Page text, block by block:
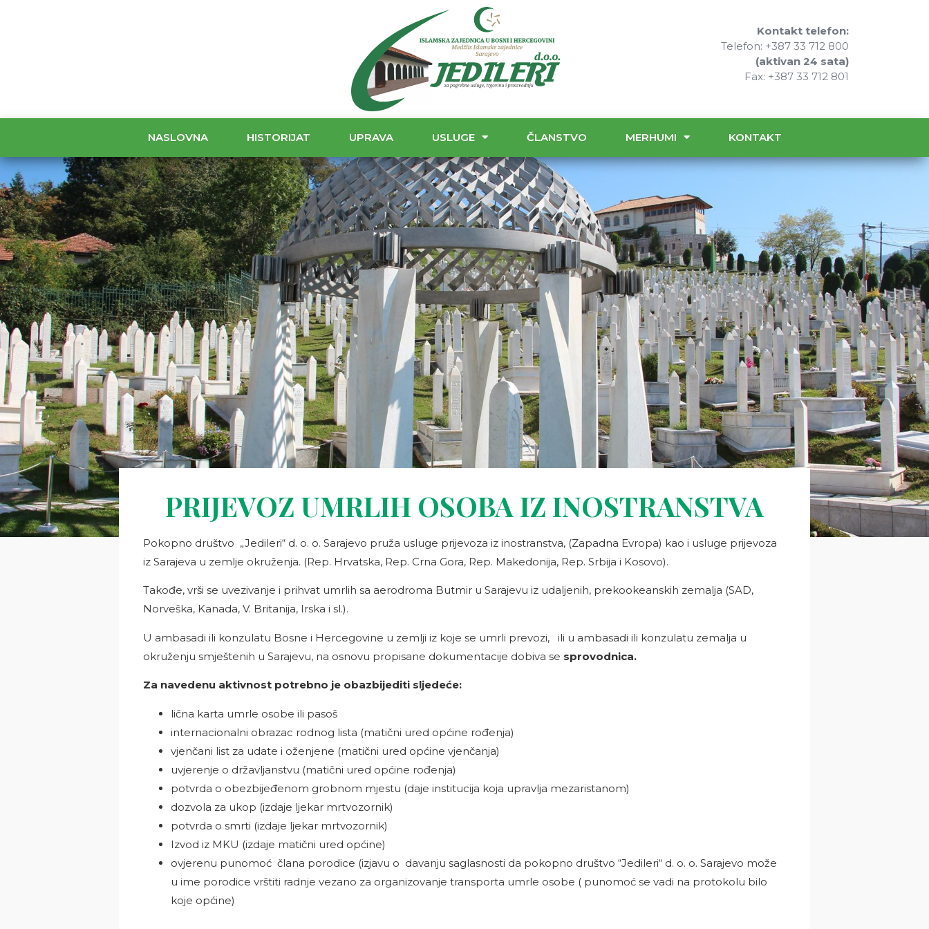
Kontakt telefon:
Telefon: +387 33 712 800
(aktivan 24 sata)
Fax: +387 33 712 801
NASLOVNA HISTORIJAT UPRAVA USLUGE ČLANSTVO MERHUMI KONTAKT
PRIJEVOZ UMRLIH OSOBA IZ INOSTRANSTVA
Pokopno društvo „Jedileri“ d. o. o. Sarajevo pruža usluge prijevoza iz inostranstva, (Zapadna Evropa) kao i usluge prijevoza
iz Sarajeva u zemlje okruženja. (Rep. Hrvatska, Rep. Crna Gora, Rep. Makedonija, Rep. Srbija i Kosovo).
Takođe, vrši se uvezivanje i prihvat umrlih sa aerodroma Butmir u Sarajevu iz udaljenih, prekookeanskih zemalja (SAD,
Norveška, Kanada, V. Britanija, Irska i sl.).
U ambasadi ili konzulatu Bosne i Hercegovine u zemlji iz koje se umrli prevozi, ili u ambasadi ili konzulatu zemalja u
okruženju smještenih u Sarajevu, na osnovu propisane dokumentacije dobiva se sprovodnica.
Za navedenu aktivnost potrebno je obazbijediti sljedeće:
lična karta umrle osobe ili pasoš
internacionalni obrazac rodnog lista (matični ured općine rođenja)
vjenčani list za udate i oženjene (matični ured općine vjenčanja)
uvjerenje o državljanstvu (matični ured općine rođenja)
potvrda o obezbijeđenom grobnom mjestu (daje institucija koja upravlja mezaristanom)
dozvola za ukop (izdaje ljekar mrtvozornik)
potvrda o smrti (izdaje ljekar mrtvozornik)
Izvod iz MKU (izdaje matični ured općine)
ovjerenu punomoć člana porodice (izjavu o davanju saglasnosti da pokopno društvo “Jedileri“ d. o. o. Sarajevo može
u ime porodice vrštiti radnje vezano za organizovanje transporta umrle osobe ( punomoć se vadi na protokolu bilo
koje općine)